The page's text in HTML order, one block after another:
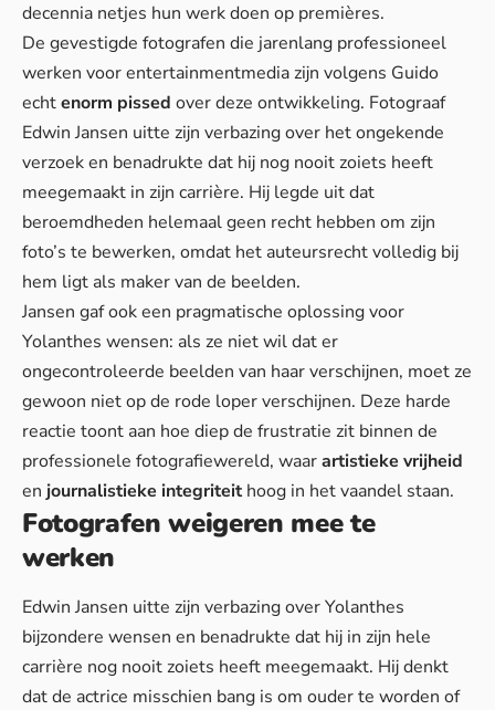
decennia netjes hun werk doen op premières.
De gevestigde fotografen die jarenlang professioneel
werken voor entertainmentmedia zijn volgens Guido
echtenorm pissed over deze ontwikkeling. Fotograaf
Edwin Jansen uitte zijn verbazing over het ongekende
verzoek en benadrukte dat hij nog nooit zoiets heeft
meegemaakt in zijn carrière. Hij legde uit dat
beroemdheden helemaal geen recht hebben om zijn
foto’s te bewerken, omdat het auteursrecht volledig bij
hem ligt als maker van de beelden.
Jansen gaf ook een pragmatische oplossing voor
Yolanthes wensen: als ze niet wil dat er
ongecontroleerde beelden van haar verschijnen, moet ze
gewoon niet op de rode loper verschijnen. Deze harde
reactie toont aan hoe diep de frustratie zit binnen de
professionele fotografiewereld, waarartistieke vrijheid
en journalistieke integriteit hoog in het vaandel staan.
Fotografen weigeren mee te
werken
Edwin Jansen uitte zijn verbazing over Yolanthes
bijzondere wensen en benadrukte dat hij in zijn hele
carrière nog nooit zoiets heeft meegemaakt. Hij denkt
dat de actrice misschien bang is om ouder te worden of